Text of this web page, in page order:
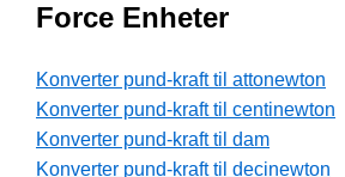
Force Enheter
Konverter pund-kraft til attonewton
Konverter pund-kraft til centinewton
Konverter pund-kraft til dam
Konverter pund-kraft til decinewton